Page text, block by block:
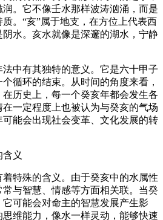
。它不像壬水那样波涛汹涌，而是
。“亥”属于地支，在方位上代表西
水。亥水就像是深邃的湖水，宁静
中有其独特的意义。它是六十甲子
循环的结束。从时间的角度来看，
历史上，每一个癸亥年都会发生各
一定程度上也被认为与癸亥的气场
能会出现社会变革、文化发展的转
义
特殊的含义。由于癸亥中的水属性
与智慧、情感等方面相关联。当癸
可能会对命主的智慧发展产生影
维能力，像水一样灵动，能够快速